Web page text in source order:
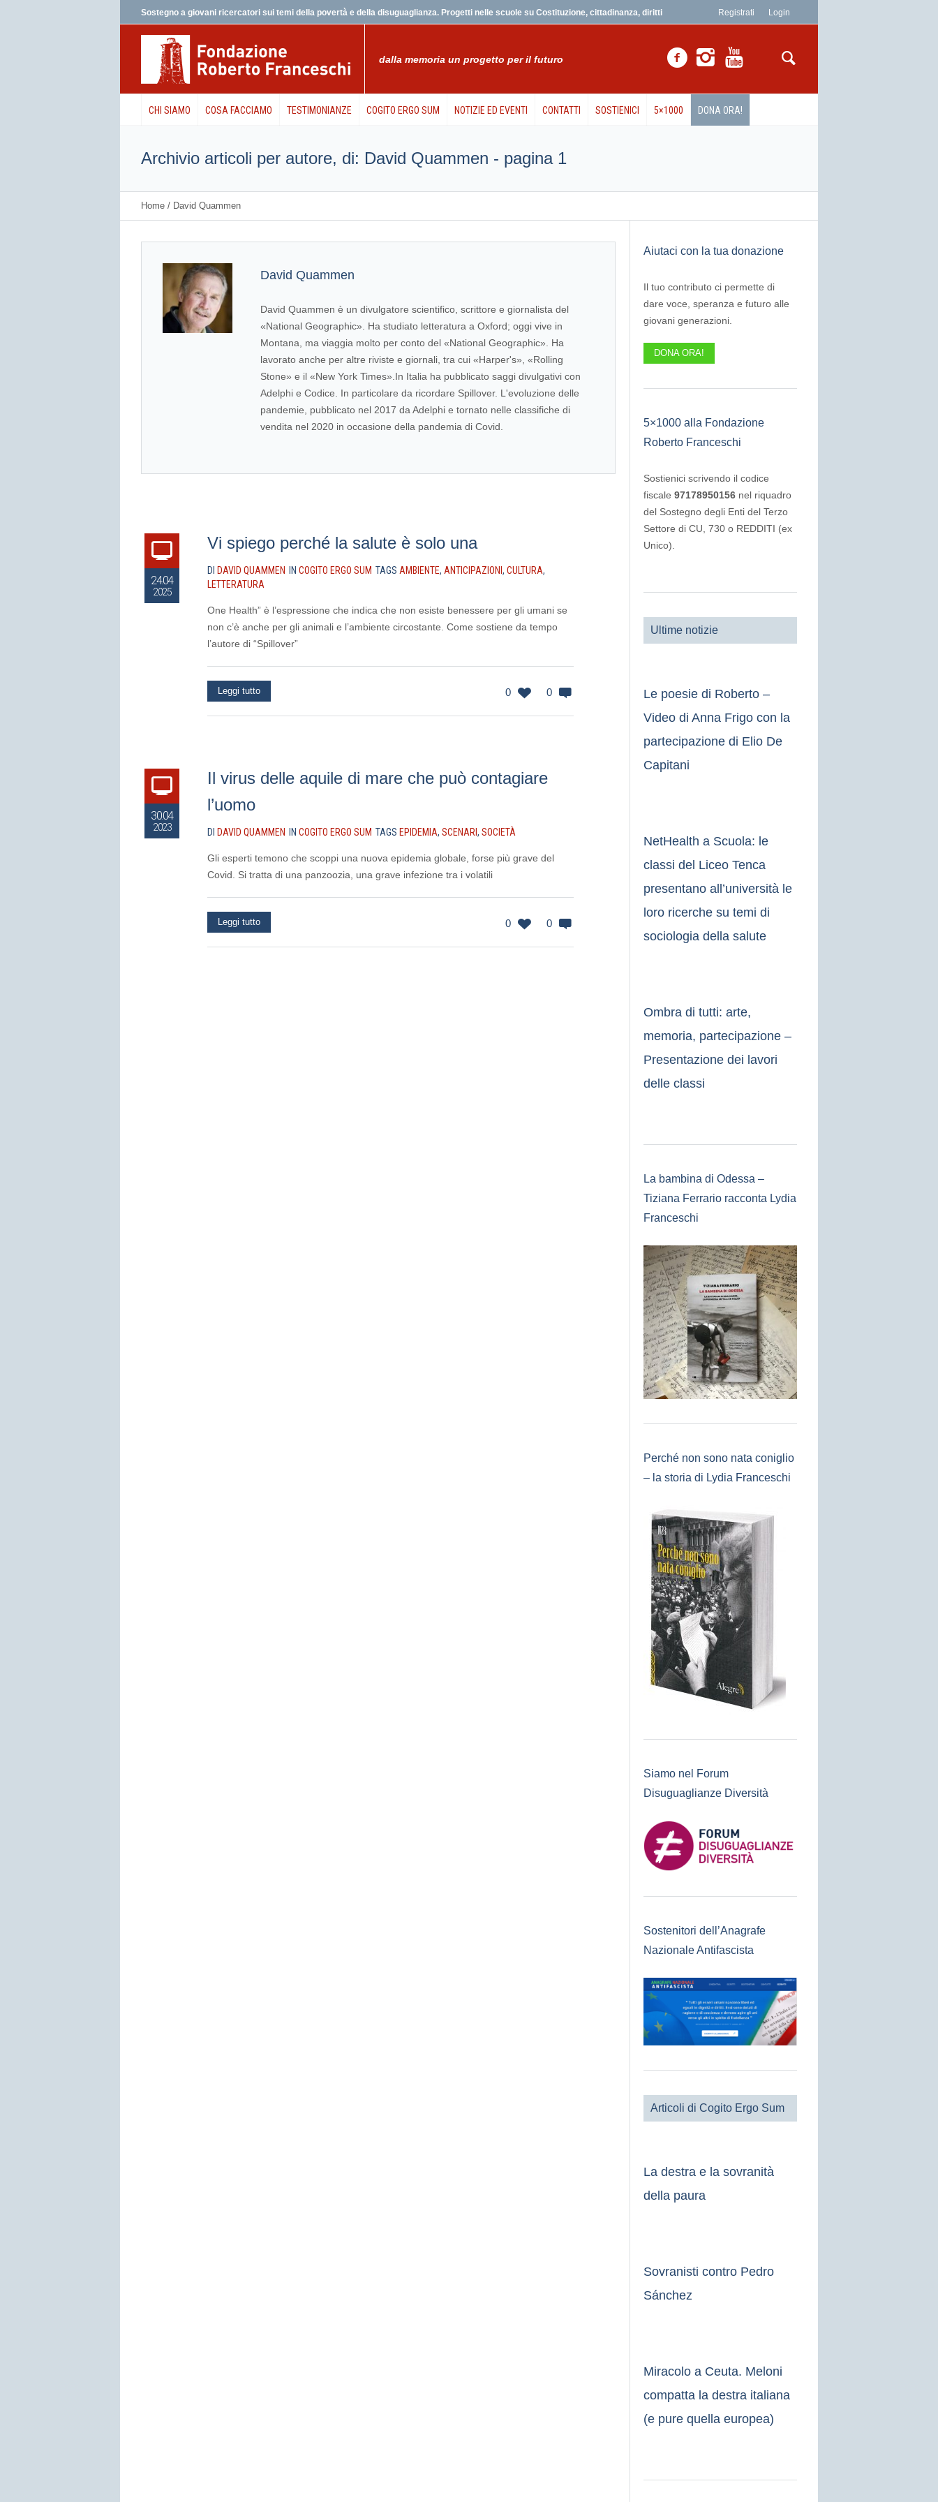
Registrati Login
Sostegno a giovani ricercatori sui temi della povertà e della disuguaglianza. Progetti nelle scuole su Costituzione, cittadinanza, diritti
dalla memoria un progetto per il futuro
CHI SIAMO COSA FACCIAMO TESTIMONIANZE COGITO ERGO SUM NOTIZIE ED EVENTI CONTATTI SOSTIENICI 5×1000 DONA ORA!
Archivio articoli per autore, di: David Quammen - pagina 1
Home / David Quammen
David Quammen
David Quammen è un divulgatore scientifico, scrittore e giornalista del
«National Geographic». Ha studiato letteratura a Oxford; oggi vive in
Montana, ma viaggia molto per conto del «National Geographic». Ha
lavorato anche per altre riviste e giornali, tra cui «Harper's», «Rolling
Stone» e il «New York Times».In Italia ha pubblicato saggi divulgativi con
Adelphi e Codice. In particolare da ricordare Spillover. L'evoluzione delle
pandemie, pubblicato nel 2017 da Adelphi e tornato nelle classifiche di
vendita nel 2020 in occasione della pandemia di Covid.
24.04
2025
Vi spiego perché la salute è solo una
DI DAVID QUAMMEN IN COGITO ERGO SUM TAGS AMBIENTE, ANTICIPAZIONI , CULTURA,
LETTERATURA
One Health” è l’espressione che indica che non esiste benessere per gli umani se
non c’è anche per gli animali e l’ambiente circostante. Come sostiene da tempo
l’autore di “Spillover”
0 0
Leggi tutto
30.04
2023
Il virus delle aquile di mare che può contagiare
l’uomo
DI DAVID QUAMMEN IN COGITO ERGO SUM TAGS EPIDEMIA, SCENARI , SOCIETÀ
Gli esperti temono che scoppi una nuova epidemia globale, forse più grave del
Covid. Si tratta di una panzoozia, una grave infezione tra i volatili
0 0
Leggi tutto
Aiutaci con la tua donazione
Il tuo contributo ci permette di
dare voce, speranza e futuro alle
giovani generazioni.
DONA ORA!
5×1000 alla Fondazione
Roberto Franceschi
Sostienici scrivendo il codice
fiscale97178950156 nel riquadro
del Sostegno degli Enti del Terzo
Settore di CU, 730 o REDDITI (ex
Unico).
Ultime notizie
Le poesie di Roberto –
Video di Anna Frigo con la
partecipazione di Elio De
Capitani
NetHealth a Scuola: le
classi del Liceo Tenca
presentano all’università le
loro ricerche su temi di
sociologia della salute
Ombra di tutti: arte,
memoria, partecipazione –
Presentazione dei lavori
delle classi
La bambina di Odessa –
Tiziana Ferrario racconta Lydia
Franceschi
Perché non sono nata coniglio
– la storia di Lydia Franceschi
Siamo nel Forum
Disuguaglianze Diversità
Sostenitori dell’Anagrafe
Nazionale Antifascista
Articoli di Cogito Ergo Sum
La destra e la sovranità
della paura
Sovranisti contro Pedro
Sánchez
Miracolo a Ceuta. Meloni
compatta la destra italiana
(e pure quella europea)